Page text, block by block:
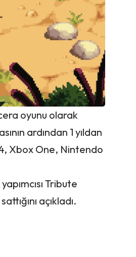
oyunu olarak
ardından 1 yıldan
Xbox One, Nintendo
Tribute
açıkladı.